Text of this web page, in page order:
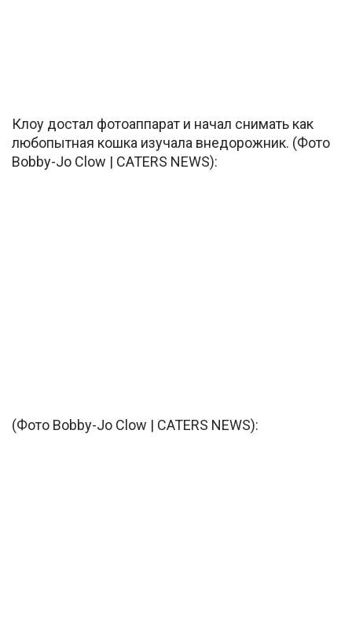
Клоу достал фотоаппарат и начал снимать как
любопытная кошка изучала внедорожник. (Фото
Bobby-Jo Clow | CATERS NEWS):
(Фото Bobby-Jo Clow | CATERS NEWS):